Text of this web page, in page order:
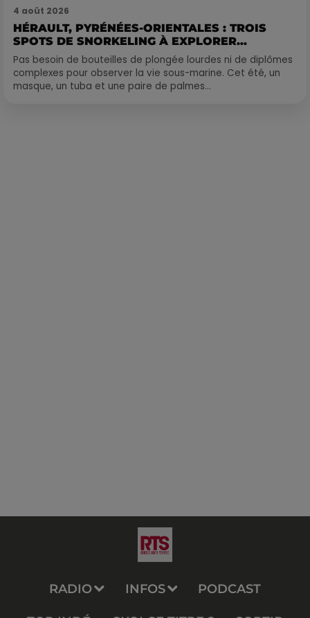
4 août 2026
HÉRAULT, PYRÉNÉES-ORIENTALES : TROIS
SPOTS DE SNORKELING À EXPLORER...
Pas besoin de bouteilles de plongée lourdes ni de diplômes
complexes pour observer la vie sous-marine. Cet été, un
masque, un tuba et une paire de palmes...
RADIO INFOS PODCAST